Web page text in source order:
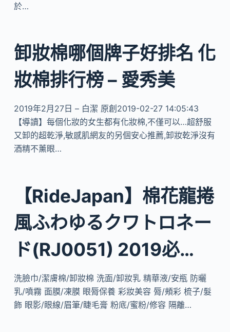
於…
卸妝棉哪個牌子好排名 化
妝棉排行榜 – 愛秀美
2019年2月27日 – 白潔 原創2019-02-27 14:05:43
【導讀】每個化妝的女生都有化妝棉,不僅可以…超舒服
又卸的超乾淨,敏感肌網友的另個安心推薦,卸妝乾淨沒有
酒精不薰眼…
【RideJapan】棉花龍捲
風ふわゆるクワトロネー
ド(RJ0051) 2019必…
洗臉巾/潔膚棉/卸妝棉 洗面/卸妝乳 精華液/安瓶 防曬
乳/噴霧 面膜/凍膜 眼脣保養 彩妝美容 脣/頰彩 梳子/髮
飾 眼影/眼線/眉筆/睫毛膏 粉底/蜜粉/修容 隔離…